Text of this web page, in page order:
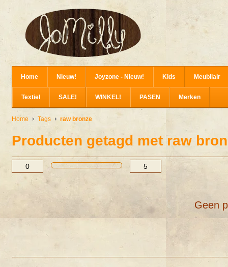
Home Nieuw! Joyzone - Nieuw! Kids Meubilair
Textiel SALE! WINKEL! PASEN Merken
Home Tags raw bronze
Producten getagd met raw
Geen